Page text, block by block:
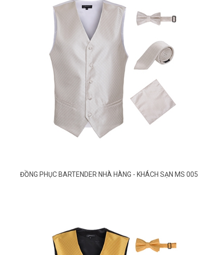
ĐỒNG PHỤC BARTENDER NHÀ HÀNG - KHÁCH SẠN MS 005